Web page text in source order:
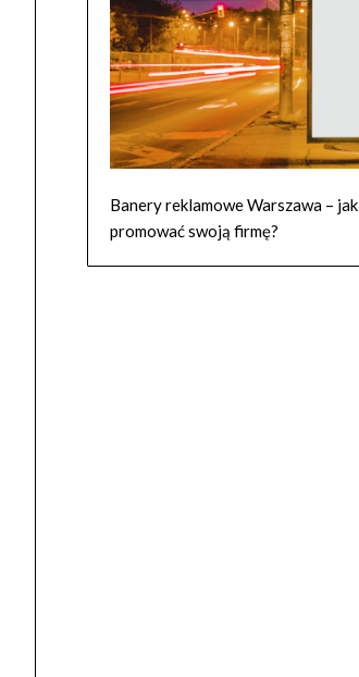
Banery reklamowe Warszawa –
promować swoją firmę?